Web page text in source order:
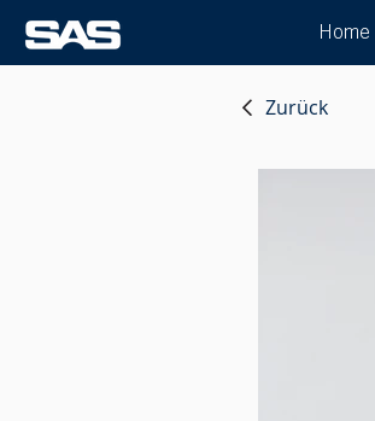
Home
Zurück